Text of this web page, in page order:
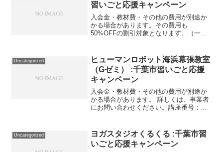
習いごと応援キャンペーン
入会金・教材費・その他の費用が別途か
かる場合があります。その費用も
50%OFFの割引対象となります。（一部
01-01利用期間 2020/12/01〜2021/05/...
Uncategorized
ヒューマンロボット海浜幕張教室
（Gゼミ） :千葉市習いごと応援
キャンペーン
入会金・教材費・その他の費用が別途か
かる場合があります。 詳しくは、事業者
にお問い合わせください。講座番号：
子ども対象。＜予約制＞ 【教...
Uncategorized
ヨガスタジオくるくる :千葉市習
いごと応援キャンペーン